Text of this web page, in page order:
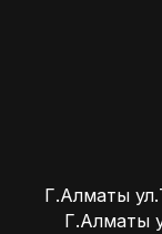
Г.Алматы
Г.Алматы